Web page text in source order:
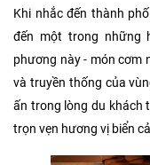
Khi nhắc đến thành
đến một trong những
phương này - món cơm
và truyền thống của
ấn trong lòng du khách
trọn vẹn hương vị biển